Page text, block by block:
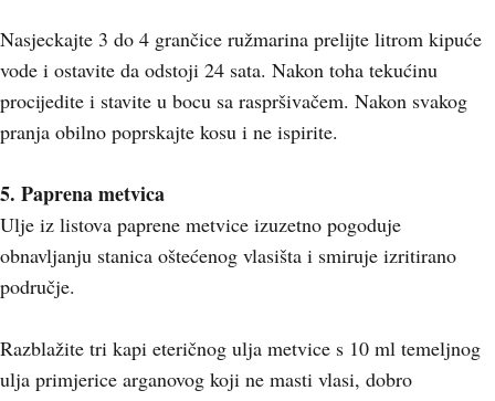
Nasjeckajte 3 do 4 grančice ružmarina prelijte litrom kipuće
vode i ostavite da odstoji 24 sata. Nakon toha tekućinu
procijedite i stavite u bocu sa raspršivačem. Nakon svakog
pranja obilno poprskajte kosu i ne ispirite.
5. Paprena metvica
Ulje iz listova paprene metvice izuzetno pogoduje
obnavljanju stanica oštećenog vlasišta i smiruje izritirano
područje.
Razblažite tri kapi eteričnog ulja metvice s 10 ml temeljnog
ulja primjerice arganovog koji ne masti vlasi, dobro